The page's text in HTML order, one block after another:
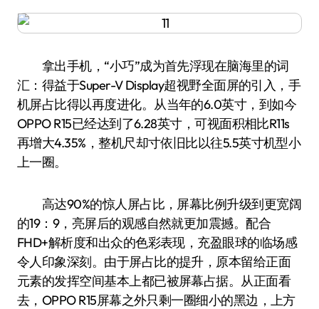
拿出手机，“小巧”成为首先浮现在脑海里的词
汇：得益于Super-V Display超视野全面屏的引入，手
机屏占比得以再度进化。从当年的6.0英寸，到如今
OPPO R15已经达到了6.28英寸，可视面积相比R11s
再增大4.35%，整机尺却寸依旧比以往5.5英寸机型小
上一圈。
高达90%的惊人屏占比，屏幕比例升级到更宽阔
的19：9，亮屏后的观感自然就更加震撼。配合
FHD+解析度和出众的色彩表现，充盈眼球的临场感
令人印象深刻。由于屏占比的提升，原本留给正面
元素的发挥空间基本上都已被屏幕占据。从正面看
去，OPPO R15屏幕之外只剩一圈细小的黑边，上方